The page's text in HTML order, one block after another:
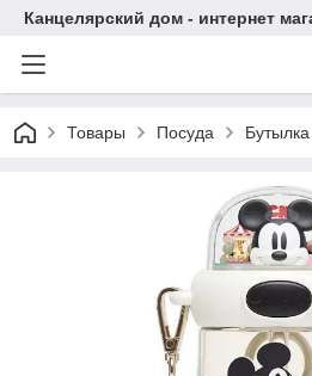
Канцелярский дом - интернет
Товары Посуда